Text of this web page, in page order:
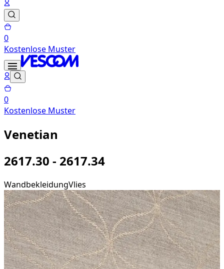
0
Kostenlose Muster
0
Kostenlose Muster
Venetian
2617.30 - 2617.34
WandbekleidungVlies